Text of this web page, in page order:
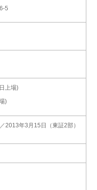
5
上場)
)
2013年3月15日（東証2部）